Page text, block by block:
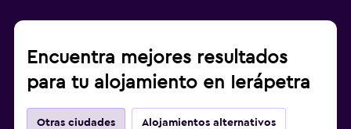
Encuentra mejores resultados
para tu alojamiento en Ierápetra
Otras ciudades Alojamientos alternativos